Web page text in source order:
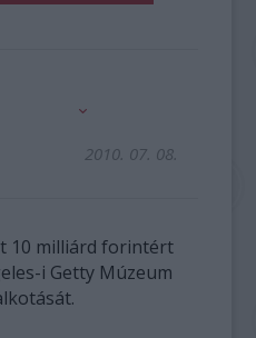
2010. 07. 08.
10 milliárd forintért
i Getty Múzeum